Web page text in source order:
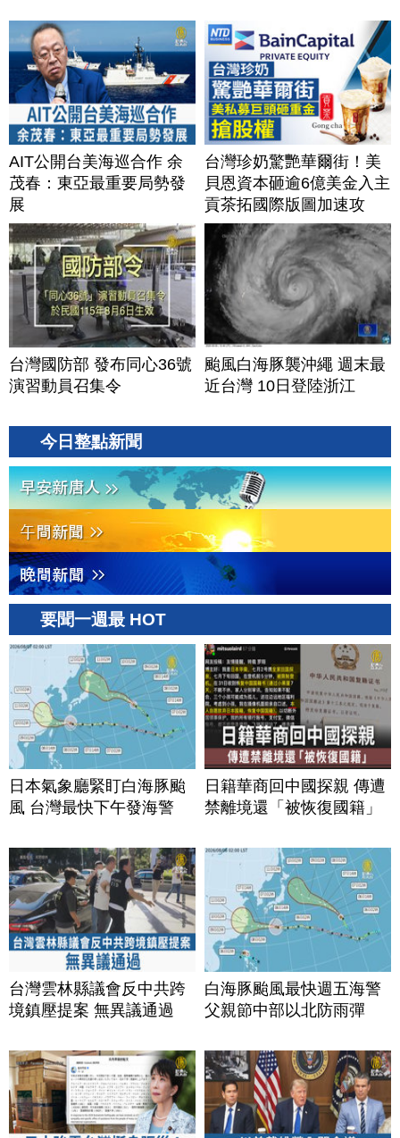
AIT公開台美海巡合作 余
茂春：東亞最重要局勢發
展
台灣珍奶驚艷華爾街！美
貝恩資本砸逾6億美金入主
貢茶拓國際版圖加速攻
美？｜#財經新聞｜
20260806(四)
台灣國防部 發布同心36號
演習動員召集令
颱風白海豚襲沖繩 週末最
近台灣 10日登陸浙江
今日整點新聞
要聞一週最 HOT
日本氣象廳緊盯白海豚颱
風 台灣最快下午發海警
日籍華商回中國探親 傳遭
禁離境還「被恢復國籍」
台灣雲林縣議會反中共跨
境鎮壓提案 無異議通過
白海豚颱風最快週五海警
父親節中部以北防雨彈